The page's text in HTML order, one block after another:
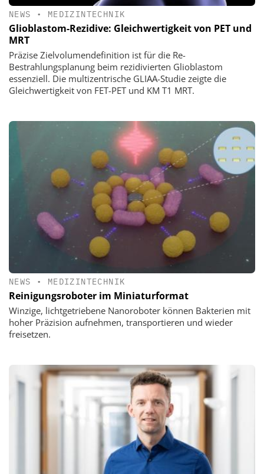
NEWS • MEDIZINTECHNIK
Glioblastom-Rezidive: Gleichwertigkeit von PET und
MRT
Präzise Zielvolumendefinition ist für die Re-
Bestrahlungsplanung beim rezidivierten Glioblastom
essenziell. Die multizentrische GLIAA-Studie zeigte die
Gleichwertigkeit von FET-PET und KM T1 MRT.
NEWS • MEDIZINTECHNIK
Reinigungsroboter im Miniaturformat
Winzige, lichtgetriebene Nanoroboter können Bakterien mit
hoher Präzision aufnehmen, transportieren und wieder
freisetzen.